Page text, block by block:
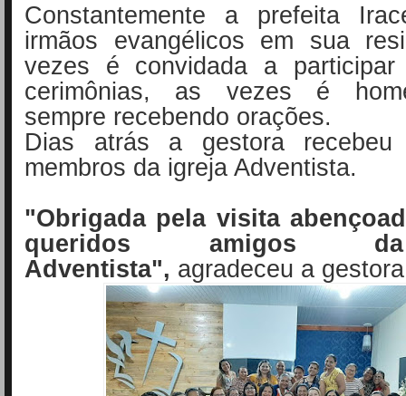
Constantemente a prefeita
irmãos evangélicos em sua
vezes é convidada a
cerimônias, as vezes é
sempre recebendo orações.
Dias atrás a gestora
membros da igreja Adventista.
"Obrigada pela visita
queridos amigos
Adventista", agradeceu a